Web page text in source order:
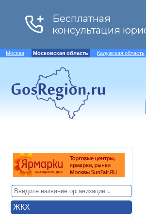
Москва Московская область Калужская область
ЖКХ